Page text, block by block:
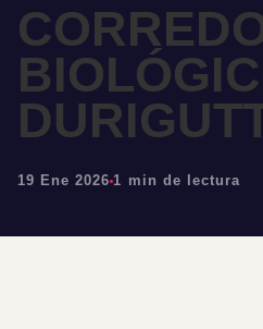
Mendoza
19 Ene 2026 1 min de lectura